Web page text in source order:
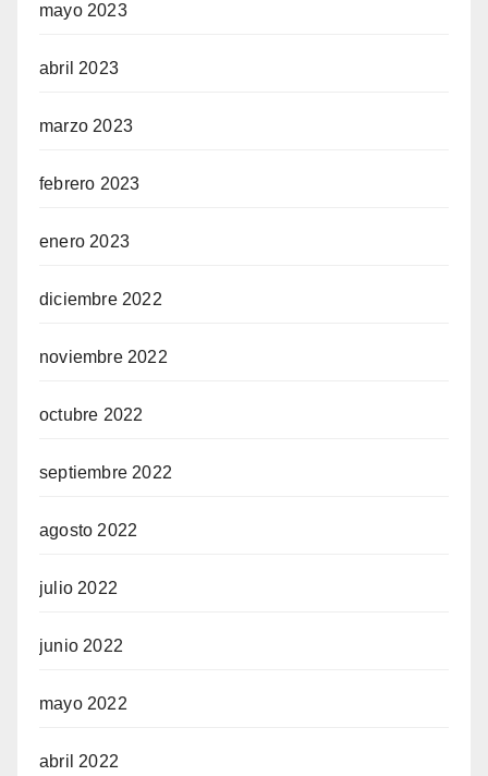
mayo 2023
abril 2023
marzo 2023
febrero 2023
enero 2023
diciembre 2022
noviembre 2022
octubre 2022
septiembre 2022
agosto 2022
julio 2022
junio 2022
mayo 2022
abril 2022